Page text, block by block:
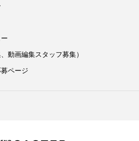
動画編集スタッフ募集）
ページ